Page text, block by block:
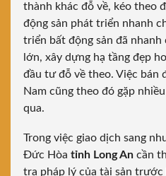
thành khác đỗ về, kéo theo
động sản phát triển nhanh
triển bất động sản đã nhanh
lớn, xây dựng hạ tầng đẹp
đầu tư đỗ về theo. Việc bán
Nam cũng theo đó gặp
qua.
Trong việc giao dịch sang
Đức Hòa tỉnh Long An cần
tra pháp lý của tài sản